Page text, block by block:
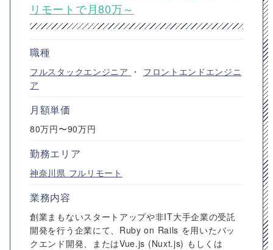
リモートで月80万～
職種
フルスタックエンジニア ・ フロントエンドエンジニ
ア
月額単価
80万円〜90万円
勤務エリア
神奈川県 フルリモート
業務内容
創業まもないスタートアップや非IT大手企業の受託
開発を行う企業にて、Ruby on Rails を用いたバッ
クエンド開発、またはVue.js (Nuxt.js) もしくは